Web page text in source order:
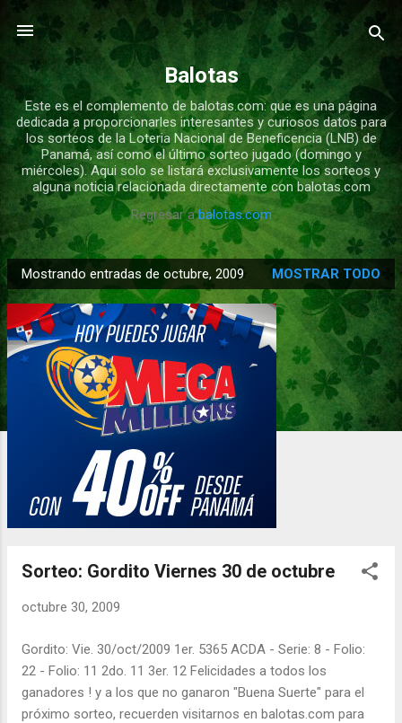
Ir al contenido principal
Balotas
Este es el complemento de balotas.com: que es una página
dedicada a proporcionarles interesantes y curiosos datos para
los sorteos de la Loteria Nacional de Beneficencia (LNB) de
Panamá, así como el último sorteo jugado (domingo y
miércoles). Aqui solo se listará exclusivamente los sorteos y
alguna noticia relacionada directamente con balotas.com
Regresar abalotas.com
E
n
t
r
Mostrando entradas de octubre, 2009 MOSTRAR TODO
Sorteo: Gordito Viernes 30 de octubre
octubre 30, 2009
Gordito: Vie. 30/oct/2009 1er. 5365 ACDA - Serie: 8 - Folio:
22 - Folio: 11 2do. 11 3er. 12 Felicidades a todos los
ganadores ! y a los que no ganaron "Buena Suerte" para el
próximo sorteo, recuerden visitarnos en balotas.com para